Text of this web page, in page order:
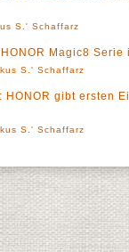
S.' Schaffarz
Magic8 Serie
S.' Schaffarz
gibt ersten
S.' Schaffarz